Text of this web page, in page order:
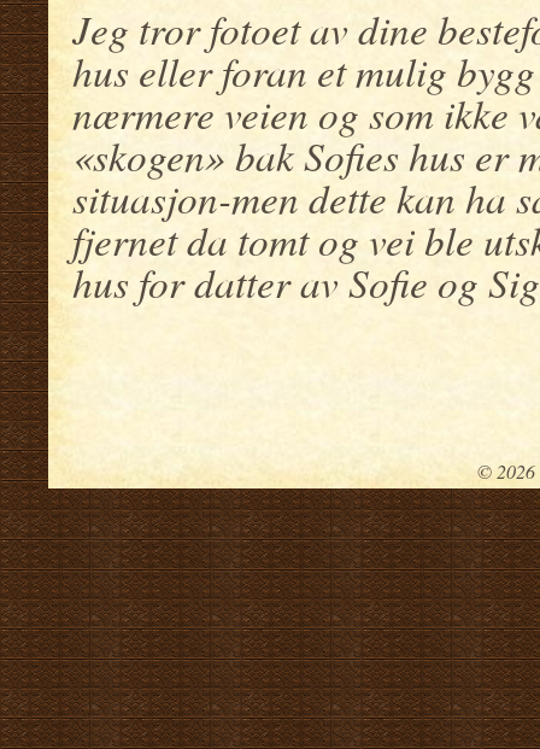
Jeg tror fotoet av dine
hus eller foran et mulig
nærmere veien og som ikke
«skogen» bak Sofies hus er
situasjon-men dette kan ha
fjernet da tomt og vei ble
hus for datter av Sofie og
© 2026